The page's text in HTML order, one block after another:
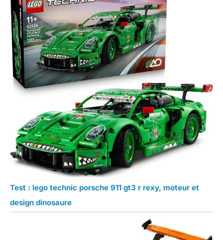
Test : lego technic porsche 911 gt3 r rexy, moteur et
design dinosaure